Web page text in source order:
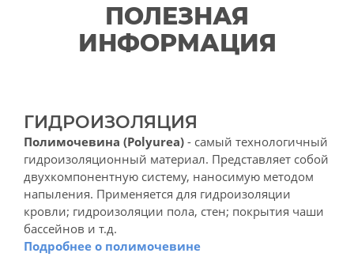
ПОЛЕЗНАЯ
ИНФОРМАЦИЯ
ГИДРОИЗОЛЯЦИЯ
Полимочевина (Polyurea) - самый технологичный
гидроизоляционный материал. Представляет собой
двухкомпонентную систему, наносимую методом
напыления. Применяется для гидроизоляции
кровли; гидроизоляции пола, стен; покрытия чаши
бассейнов и т.д.
Подробнее о полимочевине